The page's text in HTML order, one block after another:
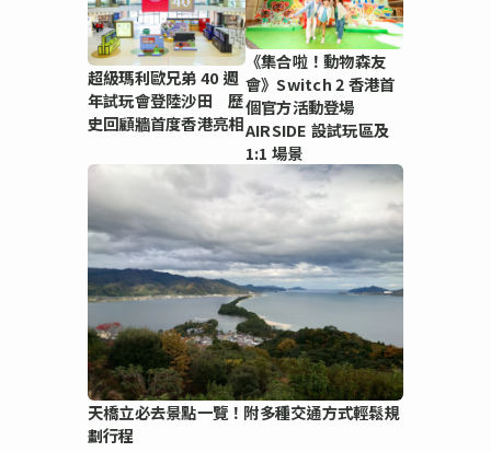
超級瑪利歐兄弟 40 週
年試玩會登陸沙田 歷
史回顧牆首度香港亮相
《集合啦！動物森友
會》Switch 2 香港首
個官方活動登場
AIRSIDE 設試玩區及
1:1 場景
天橋立必去景點一覽！附多種交通方式輕鬆規
劃行程